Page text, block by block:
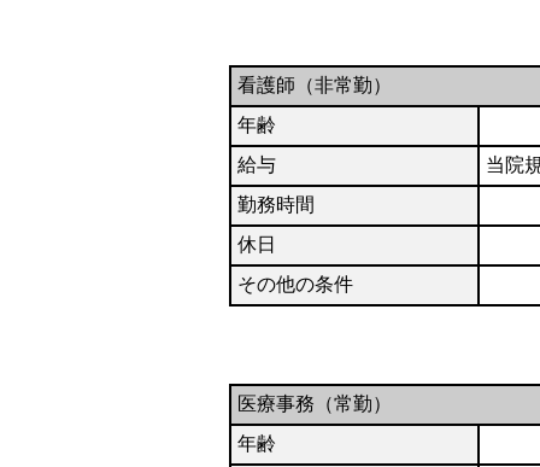
看護師（非常勤）
年齢
給与
当院
勤務時間
休日
その他の条件
医療事務（常勤）
年齢